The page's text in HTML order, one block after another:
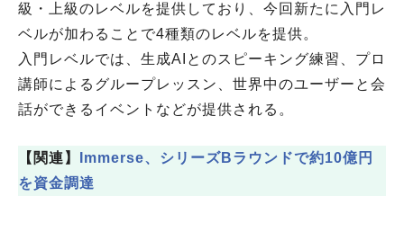
級・上級のレベルを提供しており、今回新たに入門レ
ベルが加わることで4種類のレベルを提供。
入門レベルでは、生成AIとのスピーキング練習、プロ
講師によるグループレッスン、世界中のユーザーと会
話ができるイベントなどが提供される。
【関連】
Immerse、シリーズBラウンドで約10億円
を資金調達